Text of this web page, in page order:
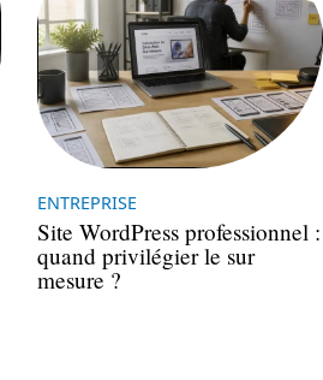
ENTREPRISE
Site WordPress professionnel :
quand privilégier le sur
mesure ?